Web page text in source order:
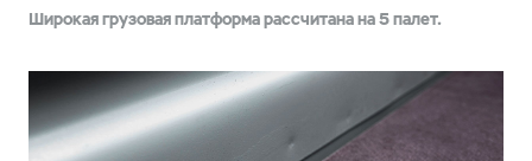
Широкая грузовая платформа рассчитана на 5 палет.